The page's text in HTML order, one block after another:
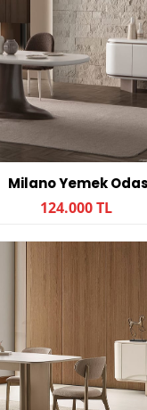
Milano Yemek
124.000 TL